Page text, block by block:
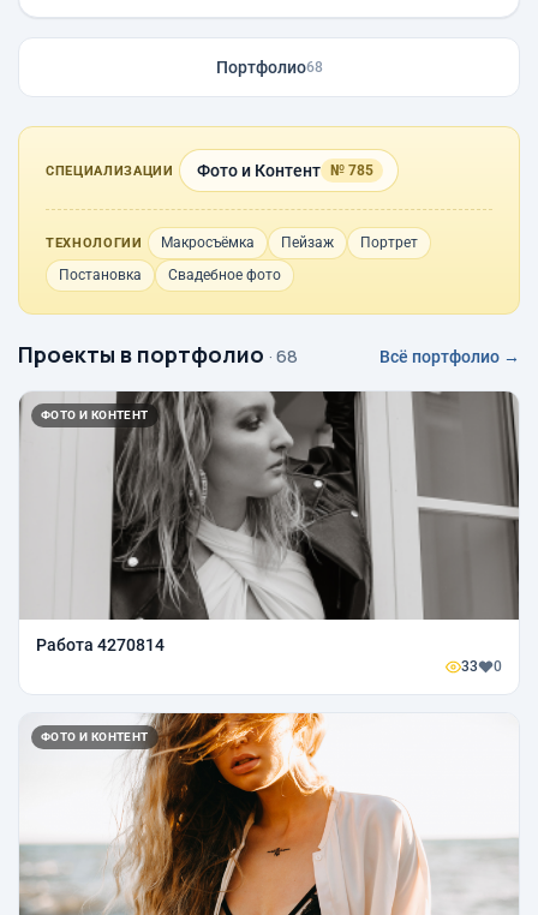
Портфолио68
СПЕЦИАЛИЗАЦИИ Фото и Контент № 785
ТЕХНОЛОГИИ Макросъёмка Пейзаж
Портрет
Постановка
Свадебное фото
Проекты в портфолио · 68 Всё портфолио →
ФОТО И КОНТЕНТ
Работа 4270814
33 0
ФОТО И КОНТЕНТ